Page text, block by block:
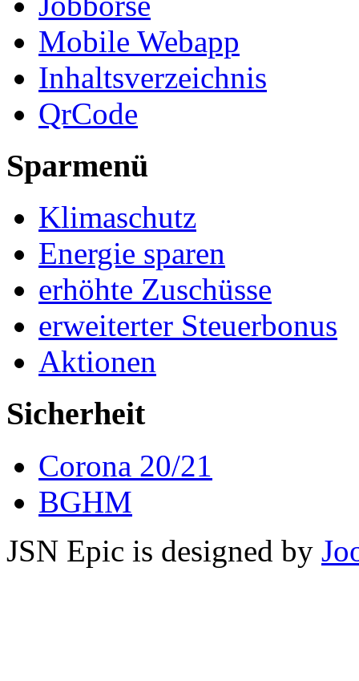
Mobile Webapp
Inhaltsverzeichnis
QrCode
Sparmenü
Klimaschutz
Energie sparen
erhöhte Zuschüsse
erweiterter Steuerbonus
Aktionen
Sicherheit
Corona 20/21
BGHM
JSN Epic is designed by